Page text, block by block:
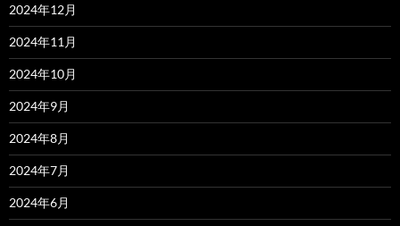
2024年12月
2024年11月
2024年10月
2024年9月
2024年8月
2024年7月
2024年6月